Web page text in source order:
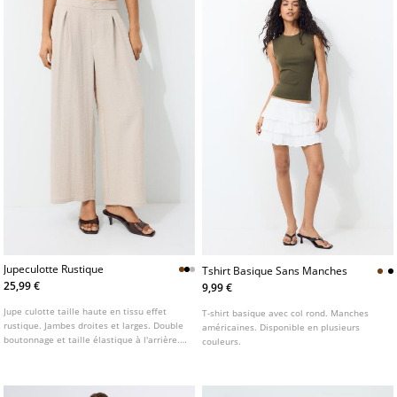
Jupeculotte Rustique
25,99 €
Jupe culotte taille haute en tissu effet
rustique. Jambes droites et larges. Double
boutonnage et taille élastique à l'arrière.
Tshirt Basique Sans Manches
9,99 €
T-shirt basique avec col rond. Manches
américaines. Disponible en plusieurs
couleurs.